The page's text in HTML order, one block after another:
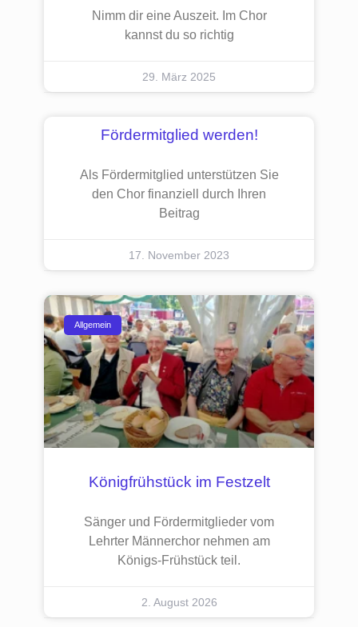
Nimm dir eine Auszeit. Im Chor
kannst du so richtig
29. März 2025
Fördermitglied werden!
Als Fördermitglied unterstützen Sie
den Chor finanziell durch Ihren
Beitrag
17. November 2023
Allgemein
Königfrühstück im Festzelt
Sänger und Fördermitglieder vom
Lehrter Männerchor nehmen am
Königs-Frühstück teil.
2. August 2026